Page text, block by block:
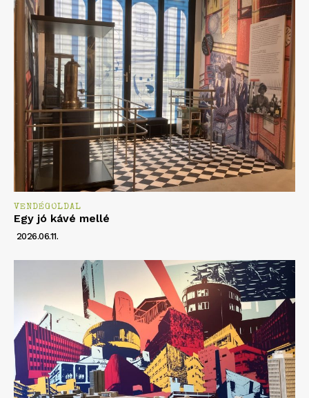
VENDÉGOLDAL
Egy jó kávé mellé
2026.06.11.